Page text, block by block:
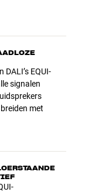
EQUI-
signalen
met